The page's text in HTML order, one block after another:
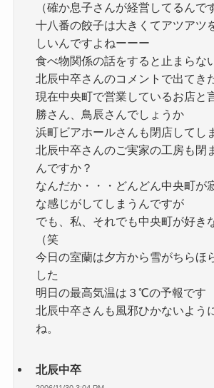
（確か息子さんが経営してるんで
十八番の餃子は大きくてアツアツ
しいんですよねーーー
食べ物関係の話をすると止まらな
北辰中卒さんのコメントで出てき
現在中央町で営業しているお店と
勝さん、鳥辰さんでしょうか
浜町ビアホールさんも閉店してし
北辰中卒さんのご実家の工房も閉
んですか？
なんだか・・・どんどん中央町が
な感じがしてしまうんですが
でも、私、それでも中央町が好き
（笑
今日の室蘭は夕方から雪がちらほ
した
明日の最高気温は３℃の予報です
北辰中卒さんも風邪ひかないよう
ね。
北辰中卒